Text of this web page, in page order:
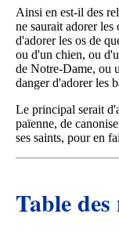
Ainsi en est-il des
ne saurait adorer
d'adorer les os de
ou d'un chien, ou
de Notre-Dame, ou
danger d'adorer les
Le principal serait
païenne, de
ses saints, pour en
Table